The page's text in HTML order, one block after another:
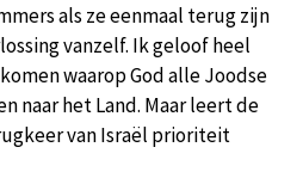
als ze eenmaal terug zijn
vanzelf. Ik geloof heel
waarop God alle Joodse
naar het Land. Maar leert de
van Israël prioriteit